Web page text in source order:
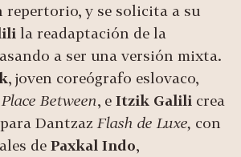
repertorio, y se solicita a su
la readaptación de la
a ser una versión mixta.
, joven coreógrafo eslovaco,
Between, e Itzik Galili crea
Dantzaz Flash de Luxe, con
de Paxkal Indo,